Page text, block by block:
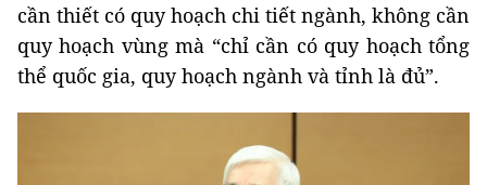
cần thiết có quy hoạch chi tiết ngành, không cần
quy hoạch vùng mà “chỉ cần có quy hoạch tổng
thể quốc gia, quy hoạch ngành và tỉnh là đủ”.